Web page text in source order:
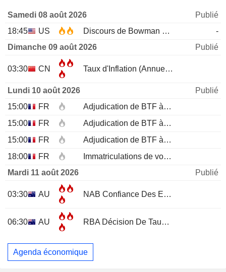
Samedi 08 août 2026
Publié
18:45
US Discours de Bowman de la Fed
-
Dimanche 09 août 2026
Publié
03:30 CN Taux d'Inflation (Annuel)
Lundi 10 août 2026
Publié
15:00
FR
Adjudication de BTF à 12 mois
15:00
FR
Adjudication de BTF à 6 mois
15:00
FR
Adjudication de BTF à 3 mois
18:00
FR
Immatriculations de voitures neuves (annuelles)
Mardi 11 août 2026
Publié
03:30 AU NAB Confiance Des Entreprises
06:30 AU RBA Décision De Taux D'Intérêt
Agenda économique